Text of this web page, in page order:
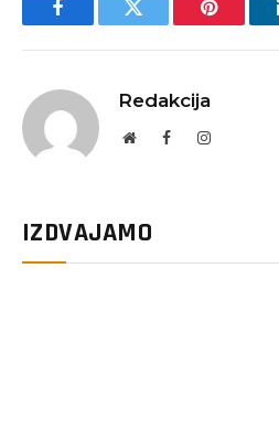
FacebookTwitter Pinterest
Redakcija
WebsiteFacebookInstagram
IZDVAJAMO